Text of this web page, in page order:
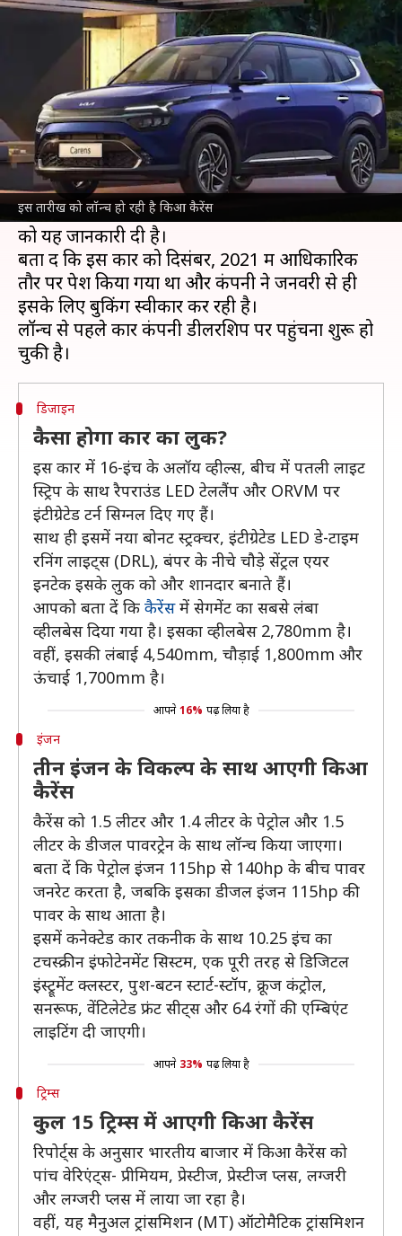
इस तारीख को लॉन्च हो रही है किआ कैरेंस
फरवरी में लॉन्च होगी किआ की नई
कार कैरेंस, कंपनी ने दी जानकारी
Feb 05, 2022 05:10 pm
क्या है खबर?
अगर आप भीकिआ कैरेंस
लॉन्च होने का इंतजार कर रहे
हैं तो आपके लिए अच्छी खबर है। भारतीय बाजार में यह
15 फरवरी से बिक्री के उपलब्ध होगी। कंपनी ने शनिवार
को यह जानकारी दी है।
बता दें कि इस कार को दिसंबर, 2021 में आधिकारिक
तौर पर पेश किया गया था और कंपनी ने जनवरी से ही
इसके लिए बुकिंग स्वीकार कर रही है।
लॉन्च से पहले कार कंपनी डीलरशिप पर पहुंचना शुरू हो
डिजाइन
कैसा होगा कार का लुक?
इस कार में 16-इंच के अलॉय व्हील्स, बीच में पतली लाइट
स्ट्रिप के साथ रैपराउंड LED टेललैंप और ORVM पर
इंटीग्रेटेड टर्न सिग्नल दिए गए हैं।
साथ ही इसमें नया बोनट स्ट्रक्चर, इंटीग्रेटेड LED डे-टाइम
रनिंग लाइट्स (DRL), बंपर के नीचे चौड़े सेंट्रल एयर
इनटेक इसके लुक को और शानदार बनाते हैं।
आपको बता दें कि कैरेंसमें सेगमेंट का सबसे लंबा
व्हीलबेस दिया गया है। इसका व्हीलबेस 2,780mm है।
वहीं, इसकी लंबाई 4,540mm, चौड़ाई 1,800mm और
ऊंचाई 1,700mm है।
आपने 16% पढ़ लिया है
इंजन
तीन इंजन के विकल्प के साथ आएगी किआ
कैरेंस
कैरेंस को 1.5 लीटर और 1.4 लीटर के पेट्रोल और 1.5
लीटर के डीजल पावरट्रेन के साथ लॉन्च किया जाएगा।
बता दें कि पेट्रोल इंजन 115hp से 140hp के बीच पावर
जनरेट करता है, जबकि इसका डीजल इंजन 115hp की
पावर के साथ आता है।
इसमें कनेक्टेड कार तकनीक के साथ 10.25 इंच का
टचस्क्रीन इंफोटेनमेंट सिस्टम, एक पूरी तरह से डिजिटल
इंस्ट्रूमेंट क्लस्टर, पुश-बटन स्टार्ट-स्टॉप, क्रूज कंट्रोल,
सनरूफ, वेंटिलेटेड फ्रंट सीट्स और 64 रंगों की एम्बिएंट
लाइटिंग दी जाएगी।
आपने 33% पढ़ लिया है
ट्रिम्स
कुल 15 ट्रिम्स में आएगी किआ कैरेंस
रिपोर्ट्स के अनुसार भारतीय बाजार में किआ कैरेंस को
पांच वेरिएंट्स- प्रीमियम, प्रेस्टीज, प्रेस्टीज प्लस, लग्जरी
और लग्जरी प्लस में लाया जा रहा है।
वहीं, यह मैनुअल ट्रांसमिशन (MT) ऑटोमैटिक ट्रांसमिशन